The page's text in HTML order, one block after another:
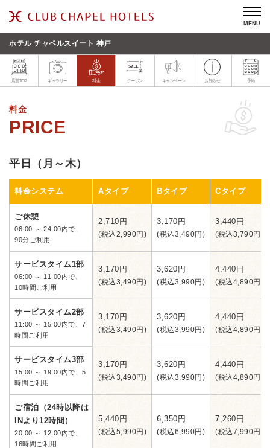
MENU
ホテル チャペルスイート 神戸
店舗TOP ギャラリー 料金 クーポン キャンペーン お知らせ 予約
料金
平日（月～木）
料金システム Aタイプ Bタイプ Cタイプ
ご休憩
06:00 ～ 24:00内で、
90分ご利用
2,710円
(税込2,990円)
3,170円
(税込3,490円)
3,440円
(税込3,790円)
サービスタイム1部
06:00 ～ 11:00内で、
10時間ご利用
3,170円
(税込3,490円)
3,620円
(税込3,990円)
4,440円
(税込4,890円)
サービスタイム2部
11:00 ～ 15:00内で、7
時間ご利用
3,170円
(税込3,490円)
3,620円
(税込3,990円)
4,440円
(税込4,890円)
サービスタイム3部
15:00 ～ 19:00内で、5
時間ご利用
3,170円
(税込3,490円)
3,620円
(税込3,990円)
4,440円
(税込4,890円)
ご宿泊（24時以降は
INより12時間）
20:00 ～ 12:00内で、
16時間ご利用
5,440円
(税込5,990円)
6,350円
(税込6,990円)
7,260円
(税込7,990円)